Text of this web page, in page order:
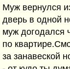
Муж вернулся
дверь в одной
муж догодался
по
за занавеской